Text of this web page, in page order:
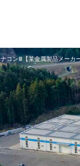
コンⅢ【某金属製品メーカ